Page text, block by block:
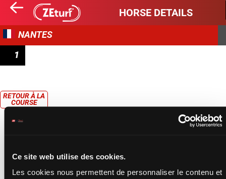
Ce site web utilise des cookies.
Les cookies nous permettent de personnaliser le contenu et
HORSE DETAILS
NANTES
1
RETOUR À LA
COURSE